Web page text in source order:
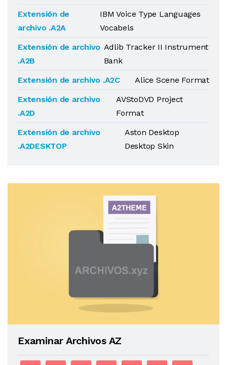
Extensión de
archivo .A2A
IBM Voice Type Languages
Vocabels
Extensión de archivo
.A2B
Adlib Tracker II Instrument
Bank
Extensión de archivo .A2C
Alice Scene Format
Extensión de archivo
.A2D
AVStoDVD Project
Format
Extensión de archivo
.A2DESKTOP
Aston Desktop
Desktop Skin
Examinar Archivos AZ